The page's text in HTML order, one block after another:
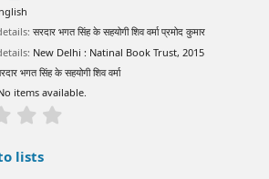
सरदार भगत सिंह के सहयोगी शिव वर्मा प्रमोद कुमार
New Delhi : Natinal Book Trust, 2015
भगत सिंह के सहयोगी शिव वर्मा
items available.
lists